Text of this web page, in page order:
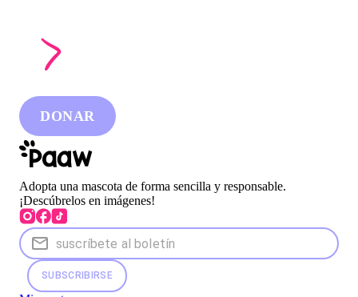
DONAR
Adopta una mascota de forma sencilla y responsable.
¡Descúbrelos en imágenes!
SUBSCRIBIRSE